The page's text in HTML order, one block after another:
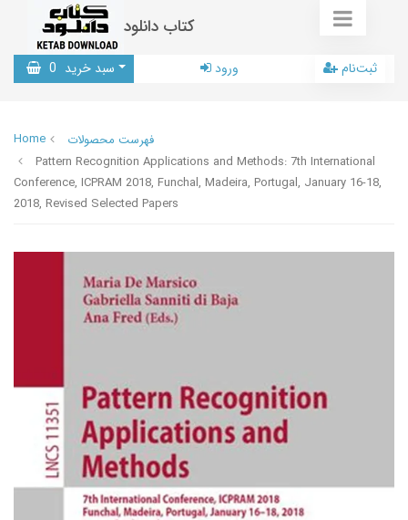
کتاب دانلود
سبد خرید 0 ورود ثبت‌نام
Home
فهرست محصولات
Pattern Recognition Applications and Methods: 7th International
Conference, ICPRAM 2018, Funchal, Madeira, Portugal, January 16-18,
2018, Revised Selected Papers